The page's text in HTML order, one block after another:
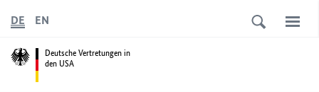
Deutsche Vertretungen in
den USA
DE EN